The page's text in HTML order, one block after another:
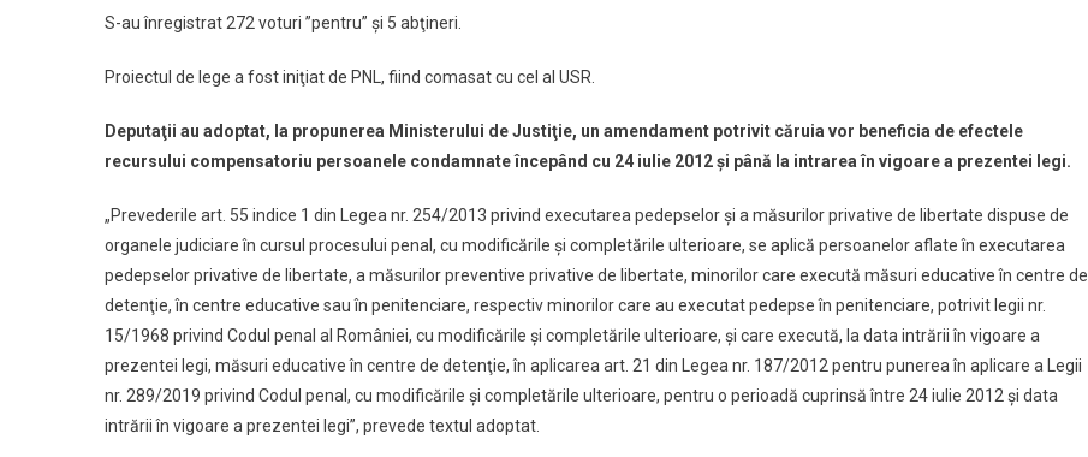
S-au înregistrat 272 voturi ”pentru” şi 5 abţineri.
Proiectul de lege a fost iniţiat de PNL, fiind comasat cu cel al USR.
Deputaţii au adoptat, la propunerea Ministerului de Justiţie, un amendament potrivit căruia vor beneficia de efectele
recursului compensatoriu persoanele condamnate începând cu 24 iulie 2012 şi până la intrarea în vigoare a prezentei legi.
„Prevederile art. 55 indice 1 din Legea nr. 254/2013 privind executarea pedepselor şi a măsurilor privative de libertate dispuse de
organele judiciare în cursul procesului penal, cu modificările şi completările ulterioare, se aplică persoanelor aflate în executarea
pedepselor privative de libertate, a măsurilor preventive privative de libertate, minorilor care execută măsuri educative în centre de
detenţie, în centre educative sau în penitenciare, respectiv minorilor care au executat pedepse în penitenciare, potrivit legii nr.
15/1968 privind Codul penal al României, cu modificările şi completările ulterioare, şi care execută, la data intrării în vigoare a
prezentei legi, măsuri educative în centre de detenţie, în aplicarea art. 21 din Legea nr. 187/2012 pentru punerea în aplicare a Legii
nr. 289/2019 privind Codul penal, cu modificările şi completările ulterioare, pentru o perioadă cuprinsă între 24 iulie 2012 şi data
intrării în vigoare a prezentei legi”, prevede textul adoptat.